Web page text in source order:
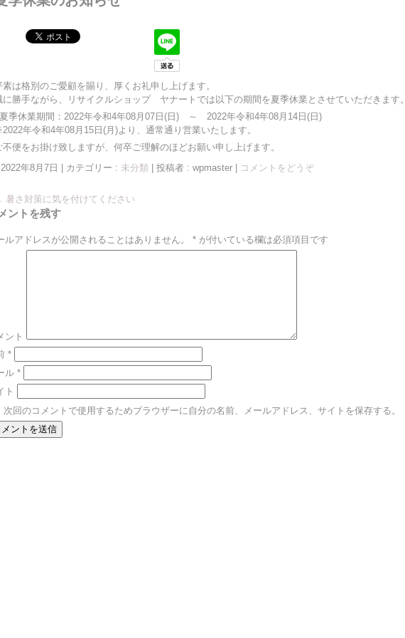
素は格別のご愛顧を賜り、厚くお礼申し上げます。
に勝手ながら、リサイクルショップ ヤナートでは以下の期間を夏季休業とさせていただきます。
季休業期間：2022年令和4年08月07日(日) ～ 2022年令和4年08月14日(日)
年令和4年08月15日(月)より、通常通り営業いたします。
不便をお掛け致しますが、何卒ご理解のほどお願い申し上げます。
2022年8月7日
カテゴリー : 未分類 投稿者 : wpmaster コメントをどうぞ
暑さ対策に気を付けてください
ントを残す
ルアドレスが公開されることはありません。 * が付いている欄は必須項目です
ント
*
ル *
ト
次回のコメントで使用するためブラウザーに自分の名前、メールアドレス、サイトを保存する。